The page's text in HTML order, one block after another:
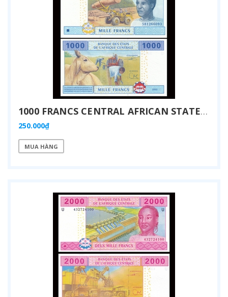
1000 FRANCS CENTRAL AFRICAN STATES 2002
250.000₫
MUA HÀNG